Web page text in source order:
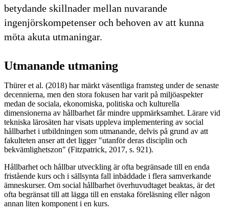
betydande skillnader mellan nuvarande
ingenjörskompetenser och behoven av att kunna
möta akuta utmaningar.
Utmanande utmaning
Thürer et al. (2018) har märkt väsentliga framsteg under de senaste
decennierna, men den stora fokusen har varit på miljöaspekter
medan de sociala, ekonomiska, politiska och kulturella
dimensionerna av hållbarhet får mindre uppmärksamhet. Lärare vid
tekniska lärosäten har visats uppleva implementering av social
hållbarhet i utbildningen som utmanande, delvis på grund av att
fakulteten anser att det ligger "utanför deras disciplin och
bekvämlighetszon" (Fitzpatrick, 2017, s. 921).
Hållbarhet och hållbar utveckling är ofta begränsade till en enda
fristående kurs och i sällsynta fall inbäddade i flera samverkande
ämneskurser. Om social hållbarhet överhuvudtaget beaktas, är det
ofta begränsat till att lägga till en enstaka föreläsning eller någon
annan liten komponent i en kurs.